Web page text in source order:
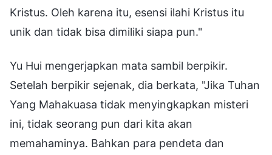
Kristus. Oleh karena itu, esensi ilahi Kristus itu
unik dan tidak bisa dimiliki siapa pun."
Yu Hui mengerjapkan mata sambil berpikir.
Setelah berpikir sejenak, dia berkata, "Jika Tuhan
Yang Mahakuasa tidak menyingkapkan misteri
ini, tidak seorang pun dari kita akan
memahaminya. Bahkan para pendeta dan